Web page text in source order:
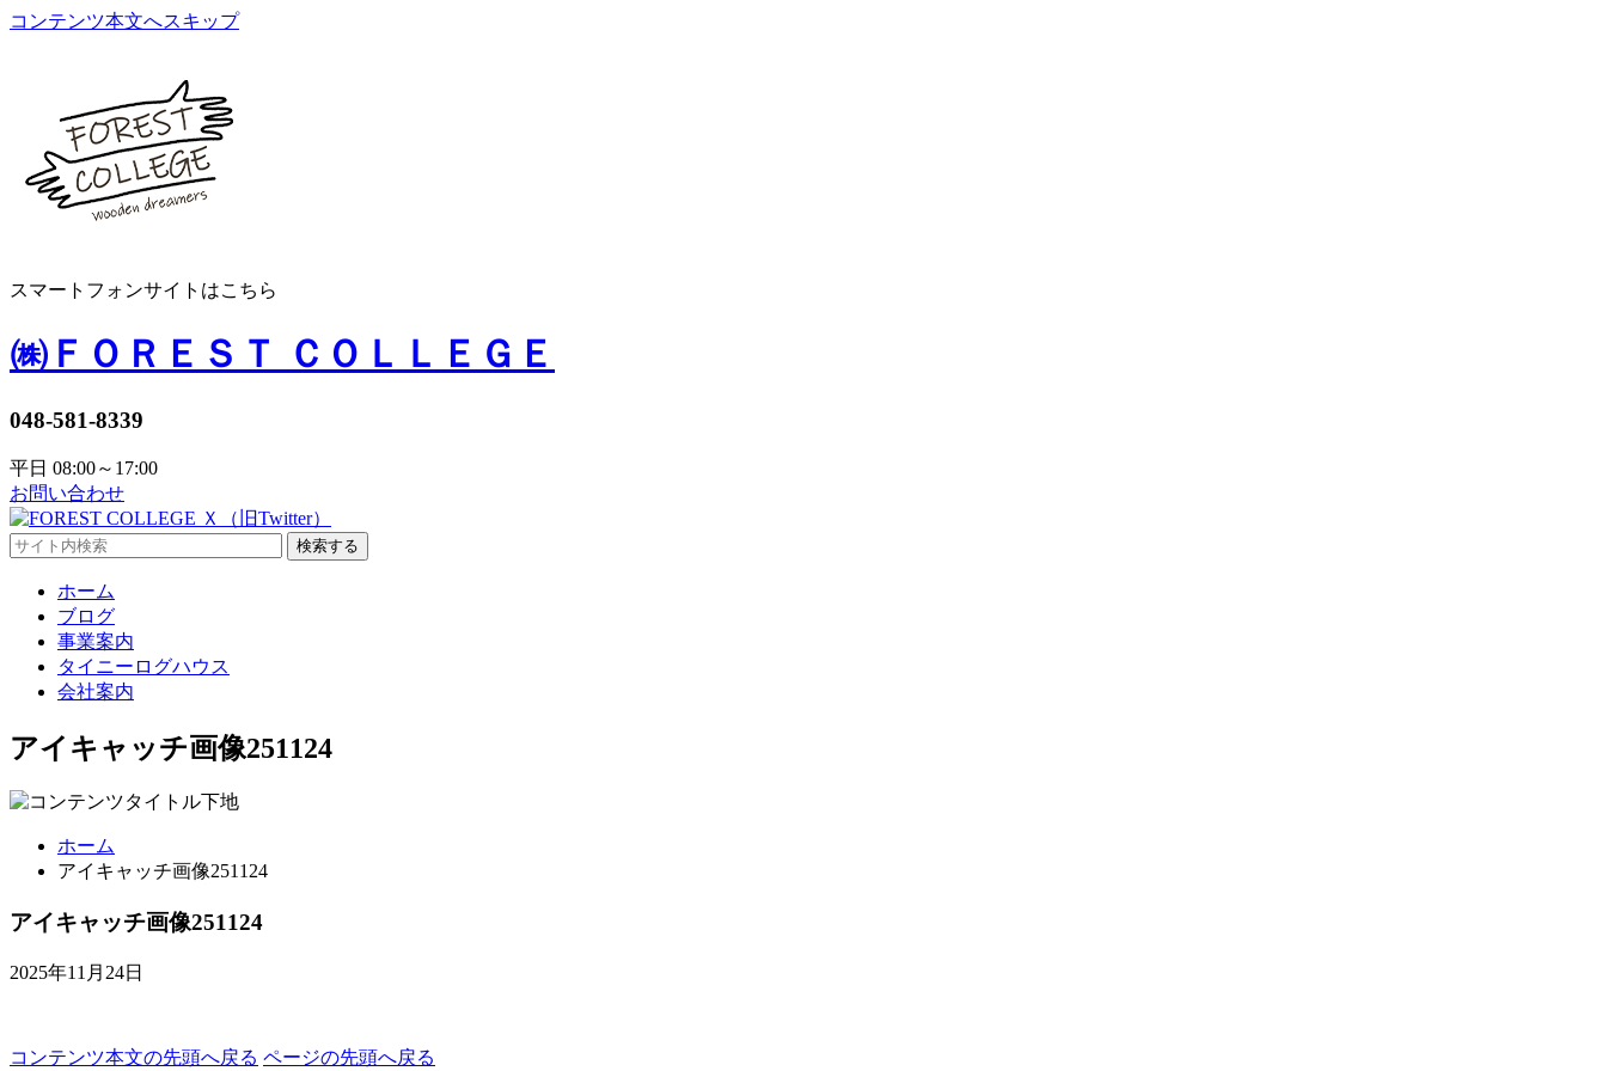
コンテンツ本文へスキップ
スマートフォンサイトはこちら
㈱ＦＯＲＥＳＴ ＣＯＬＬＥＧＥ
048-581-8339
平日 08:00～17:00
お問い合わせ
検索する
ホーム
ブログ
事業案内
タイニーログハウス
会社案内
アイキャッチ画像251124
ホーム
アイキャッチ画像251124
アイキャッチ画像251124
2025年11月24日
コンテンツ本文の先頭へ戻る ページの先頭へ戻る